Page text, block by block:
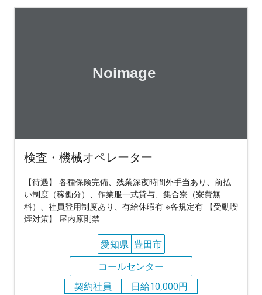
検査・機械オペレーター
【待遇】 各種保険完備、残業深夜時間外手当あり、前払
い制度（稼働分）、作業服一式貸与、集合寮（寮費無
料）、社員登用制度あり、有給休暇有 ※各規定有 【受動喫
煙対策】 屋内原則禁
愛知県 豊田市
コールセンター
契約社員
日給10,000円